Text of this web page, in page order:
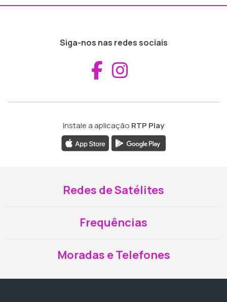
Siga-nos nas redes sociais
Aceder ao
Instale a aplicação RTP Play
Redes de Satélites
Frequências
Moradas e Telefones